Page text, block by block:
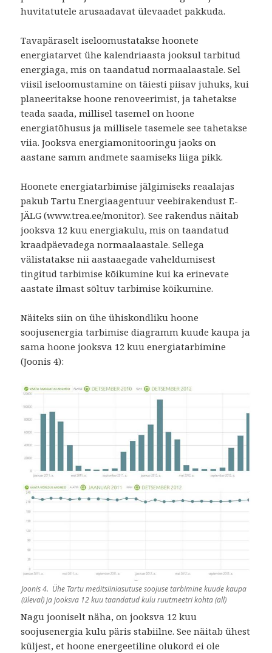
huvitatutele arusaadavat ülevaadet pakkuda.
Tavapäraselt iseloomustatakse hoonete
energiatarvet ühe kalendriaasta jooksul tarbitud
energiaga, mis on taandatud normaalaastale. Sel
viisil iseloomustamine on täiesti piisav juhuks, kui
planeeritakse hoone renoveerimist, ja tahetakse
teada saada, millisel tasemel on hoone
energiatõhusus ja millisele tasemele see tahetakse
viia. Jooksva energiamonitooringu jaoks on
aastane samm andmete saamiseks liiga pikk.
Hoonete energiatarbimise jälgimiseks reaalajas
pakub Tartu Energiaagentuur veebirakendust E-
JÄLG (www.trea.ee/monitor). See rakendus näitab
jooksva 12 kuu energiakulu, mis on taandatud
kraadpäevadega normaalaastale. Sellega
välistatakse nii aastaaegade vaheldumisest
tingitud tarbimise kõikumine kui ka erinevate
aastate ilmast sõltuv tarbimise kõikumine.
Näiteks siin on ühe ühiskondliku hoone
soojusenergia tarbimise diagramm kuude kaupa ja
sama hoone jooksva 12 kuu energiatarbimine
(Joonis 4):
Joonis 4. Ühe Tartu meditsiiniasutuse soojuse tarbimine kuude kaupa
(üleval) ja jooksva 12 kuu taandatud kulu ruutmeetri kohta (all)
Nagu jooniselt näha, on jooksva 12 kuu
soojusenergia kulu päris stabiilne. See näitab ühest
küljest, et hoone energeetiline olukord ei ole